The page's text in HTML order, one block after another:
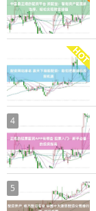
4
5